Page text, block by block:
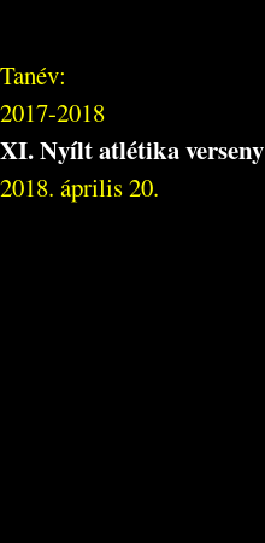
Tanév:
2017-2018
XI. Nyílt atlétika verseny
2018. április 20.